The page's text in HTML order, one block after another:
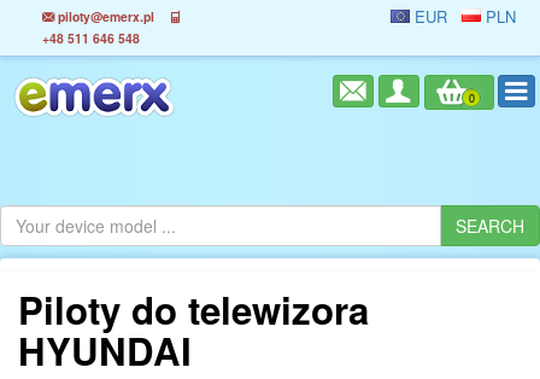
piloty@emerx.pl
+48 511 646 548
EUR PLN
0
Piloty do telewizora
HYUNDAI